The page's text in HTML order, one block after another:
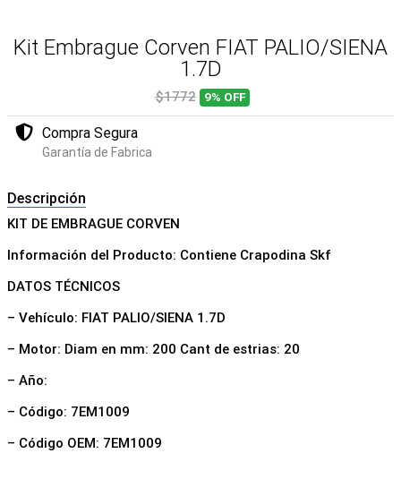
Kit Embrague Corven FIAT PALIO/SIENA
1.7D
$1772 9% OFF
Compra Segura
Garantía de Fabrica
Descripción
KIT DE EMBRAGUE CORVEN
Información del Producto: Contiene Crapodina Skf
DATOS TÉCNICOS
– Vehículo: FIAT PALIO/SIENA 1.7D
– Motor: Diam en mm: 200 Cant de estrias: 20
– Año:
– Código: 7EM1009
– Código OEM: 7EM1009